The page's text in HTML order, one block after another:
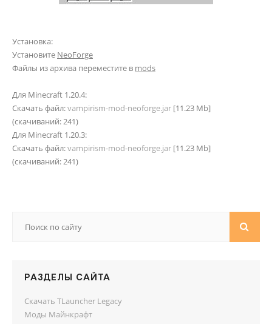
Установка:
Установите NeoForge
Файлы из архива переместите в mods
Для Minecraft 1.20.4:
Скачать файл:vampirism-mod-neoforge.jar
(cкачиваний: 241)
Для Minecraft 1.20.3:
Скачать файл:vampirism-mod-neoforge.jar
(cкачиваний: 241)
РАЗДЕЛЫ САЙТА
Скачать TLauncher Legacy
Моды Майнкрафт